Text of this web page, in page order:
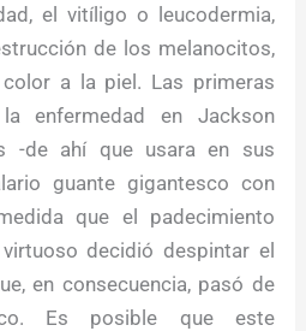
el vitíligo o leucodermia,
de los melanocitos,
a la piel. Las primeras
enfermedad en Jackson
-de ahí que usara en sus
guante gigantesco con
que el padecimiento
decidió despintar el
en consecuencia, pasó de
Es posible que este